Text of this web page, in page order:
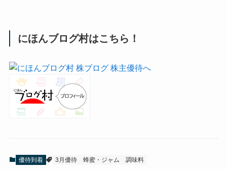
にほんブログ村はこちら！
優待到着 3月優待 蜂蜜・ジャム 調味料